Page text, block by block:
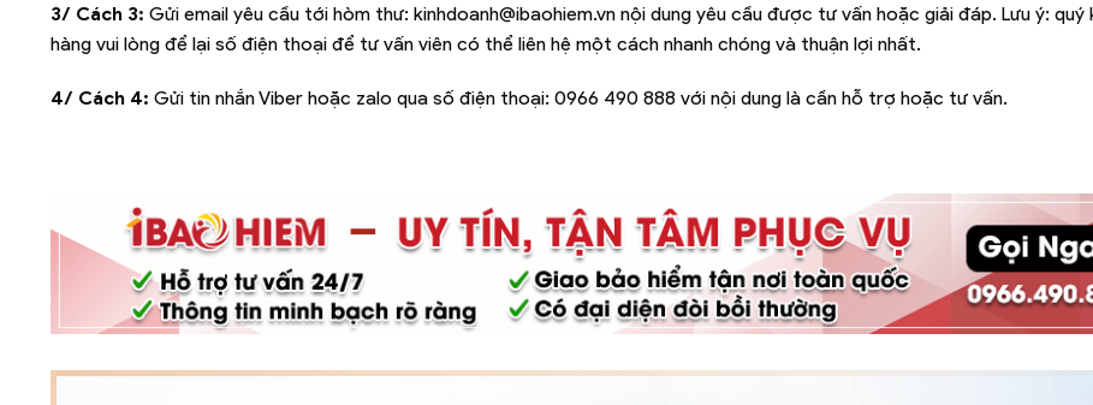
3/ Cách 3: Gửi email yêu cầu tới hòm thư: kinhdoanh@ibaohiem.vn nội dung yêu cầu được tư vấn hoặc giải đáp. Lưu ý: quý
hàng vui lòng để lại số điện thoại để tư vấn viên có thể liên hệ một cách nhanh chóng và thuận lợi nhất.
4/ Cách 4: Gửi tin nhắn Viber hoặc zalo qua số điện thoại: 0966 490 888 với nội dung là cần hỗ trợ hoặc tư vấn.